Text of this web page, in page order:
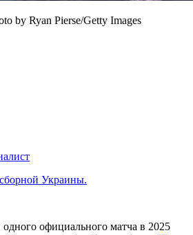
by Ryan Pierse/Getty Images
Украины.
официального матча в 2025